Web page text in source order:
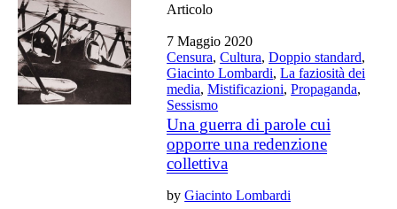
Articolo
7 Maggio 2020
Censura,Cultura,Doppio standard,
Giacinto Lombardi,La faziosità dei
media,Mistificazioni,Propaganda,
Sessismo
Una guerra di parole cui
opporre una redenzione
collettiva
byGiacinto Lombardi